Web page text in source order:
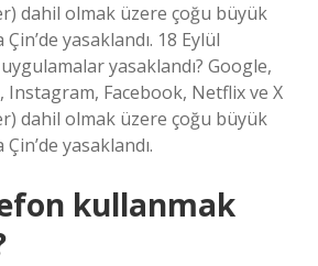
dahil olmak üzere çoğu büyük
yasaklandı. 18 Eylül
yasaklandı? Google,
Facebook, Netflix ve X
dahil olmak üzere çoğu büyük
yasaklandı.
kullanmak